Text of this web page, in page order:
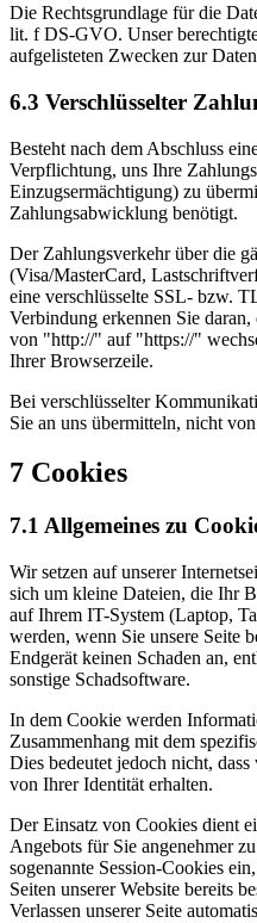
Die Rechtsgrundlage für die
lit. f DS-GVO. Unser
aufgelisteten Zwecken zur
6.3 Verschlüsselter
Besteht nach dem Abschluss
Verpflichtung, uns Ihre
Einzugsermächtigung) zu
Zahlungsabwicklung benötigt.
Der Zahlungsverkehr über die
(Visa/MasterCard,
eine verschlüsselte SSL- bzw.
Verbindung erkennen Sie
von "http://" auf "https://"
Ihrer Browserzeile.
Bei verschlüsselter
Sie an uns übermitteln, nicht
7 Cookies
7.1 Allgemeines zu
Wir setzen auf unserer
sich um kleine Dateien, die Ihr
auf Ihrem IT-System (Laptop,
werden, wenn Sie unsere Seite
Endgerät keinen Schaden an,
sonstige Schadsoftware.
In dem Cookie werden
Zusammenhang mit dem
Dies bedeutet jedoch nicht,
von Ihrer Identität erhalten.
Der Einsatz von Cookies dient
Angebots für Sie angenehmer
sogenannte Session-Cookies
Seiten unserer Website bereits
Verlassen unserer Seite